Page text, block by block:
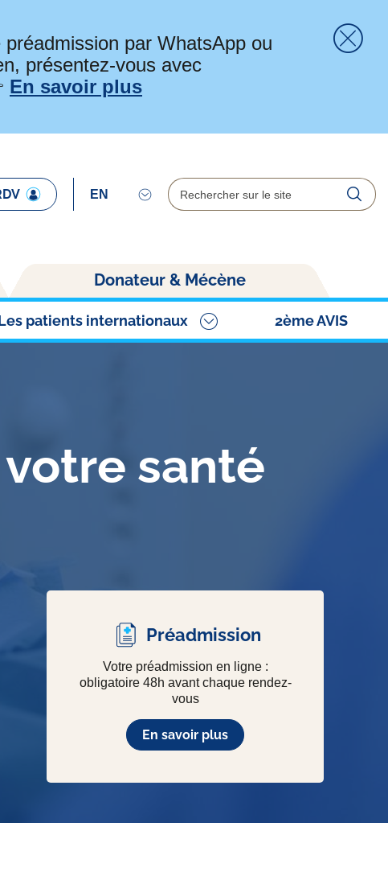
par WhatsApp ou
présentez-vous avec
En savoir plus
Rechercher
patients internationaux 2ème AVIS
Donateur & Mécène
santé
Préadmission
Votre préadmission en ligne :
obligatoire 48h avant chaque rendez-
vous
En savoir plus